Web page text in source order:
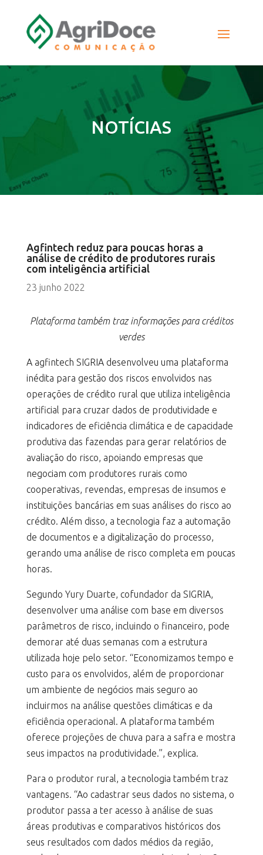
NOTÍCIAS
Agfintech reduz para poucas horas a
análise de crédito de produtores rurais
com inteligência artificial
23 junho 2022
Plataforma também traz informações para créditos
verdes
A agfintech SIGRIA desenvolveu uma plataforma
inédita para gestão dos riscos envolvidos nas
operações de crédito rural que utiliza inteligência
artificial para cruzar dados de produtividade e
indicadores de eficiência climática e de capacidade
produtiva das fazendas para gerar relatórios de
avaliação do risco, apoiando empresas que
negociam com produtores rurais como
cooperativas, revendas, empresas de insumos e
instituições bancárias em suas análises do risco ao
crédito. Além disso, a tecnologia faz a automação
de documentos e a digitalização do processo,
gerando uma análise de risco completa em poucas
horas.
Segundo Yury Duarte, cofundador da SIGRIA,
desenvolver uma análise com base em diversos
parâmetros de risco, incluindo o financeiro, pode
demorar até duas semanas com a estrutura
utilizada hoje pelo setor. “Economizamos tempo e
custo para os envolvidos, além de proporcionar
um ambiente de negócios mais seguro ao
incluirmos na análise questões climáticas e da
eficiência operacional. A plataforma também
oferece projeções de chuva para a safra e mostra
seus impactos na produtividade.”, explica.
Para o produtor rural, a tecnologia também traz
vantagens. “Ao cadastrar seus dados no sistema, o
produtor passa a ter acesso à análise de suas
áreas produtivas e comparativos históricos dos
seus resultados com dados médios da região,